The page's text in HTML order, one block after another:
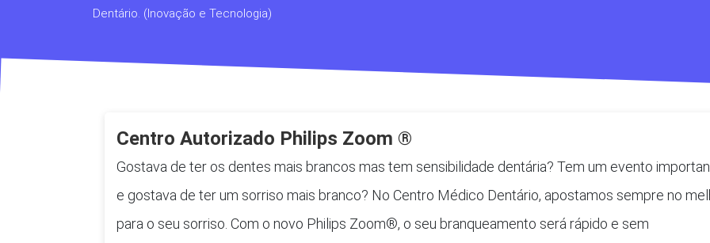
Dentário. (Inovação e Tecnologia)
Centro Autorizado Philips Zoom ®
Gostava de ter os dentes mais brancos mas tem sensibilidade dentária? Tem um evento
e gostava de ter um sorriso mais branco? No Centro Médico Dentário, apostamos sempre no
para o seu sorriso. Com o novo Philips Zoom®, o seu branqueamento será rápido e sem